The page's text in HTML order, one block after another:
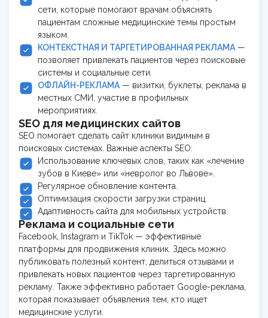
сети, которые помогают врачам объяснять
пациентам сложные медицинские темы простым
языком.
КОНТЕКСТНАЯ И ТАРГЕТИРОВАННАЯ РЕКЛАМА —
позволяет привлекать пациентов через поисковые
системы и социальные сети.
ОФЛАЙН-РЕКЛАМА — визитки, буклеты, реклама в
местных СМИ, участие в профильных
мероприятиях.
SEO для медицинских сайтов
SEO помогает сделать сайт клиники видимым в
поисковых системах. Важные аспекты SEO:
Использование ключевых слов, таких как «лечение
зубов в Киеве» или «невролог во Львове».
Регулярное обновление контента.
Оптимизация скорости загрузки страниц.
Адаптивность сайта для мобильных устройств.
Реклама и социальные сети
Facebook, Instagram и TikTok — эффективные
платформы для продвижения клиник. Здесь можно
публиковать полезный контент, делиться отзывами и
привлекать новых пациентов через таргетированную
рекламу. Также эффективно работает Google-реклама,
которая показывает объявления тем, кто ищет
медицинские услуги.